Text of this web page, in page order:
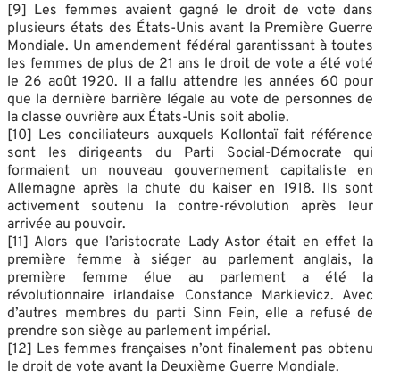
[9] Les femmes avaient gagné le droit de vote dans
plusieurs états des États-Unis avant la Première Guerre
Mondiale. Un amendement fédéral garantissant à toutes
les femmes de plus de 21 ans le droit de vote a été voté
le 26 août 1920. Il a fallu attendre les années 60 pour
que la dernière barrière légale au vote de personnes de
la classe ouvrière aux États-Unis soit abolie.
[10] Les conciliateurs auxquels Kollontaï fait référence
sont les dirigeants du Parti Social-Démocrate qui
formaient un nouveau gouvernement capitaliste en
Allemagne après la chute du kaiser en 1918. Ils sont
activement soutenu la contre-révolution après leur
arrivée au pouvoir.
[11] Alors que l’aristocrate Lady Astor était en effet la
première femme à siéger au parlement anglais, la
première femme élue au parlement a été la
révolutionnaire irlandaise Constance Markievicz. Avec
d’autres membres du parti Sinn Fein, elle a refusé de
prendre son siège au parlement impérial.
[12] Les femmes françaises n’ont finalement pas obtenu
le droit de vote avant la Deuxième Guerre Mondiale.